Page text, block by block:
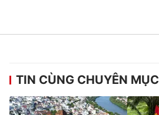
TIN CÙNG CHUYÊN MỤC